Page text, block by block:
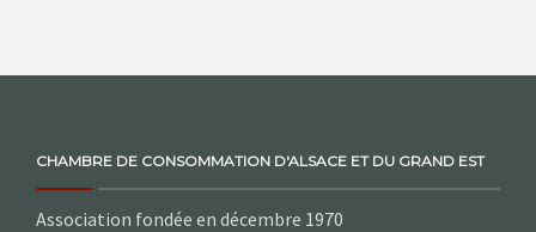
CHAMBRE DE CONSOMMATION D'ALSACE ET DU GRAND EST
Association fondée en décembre 1970